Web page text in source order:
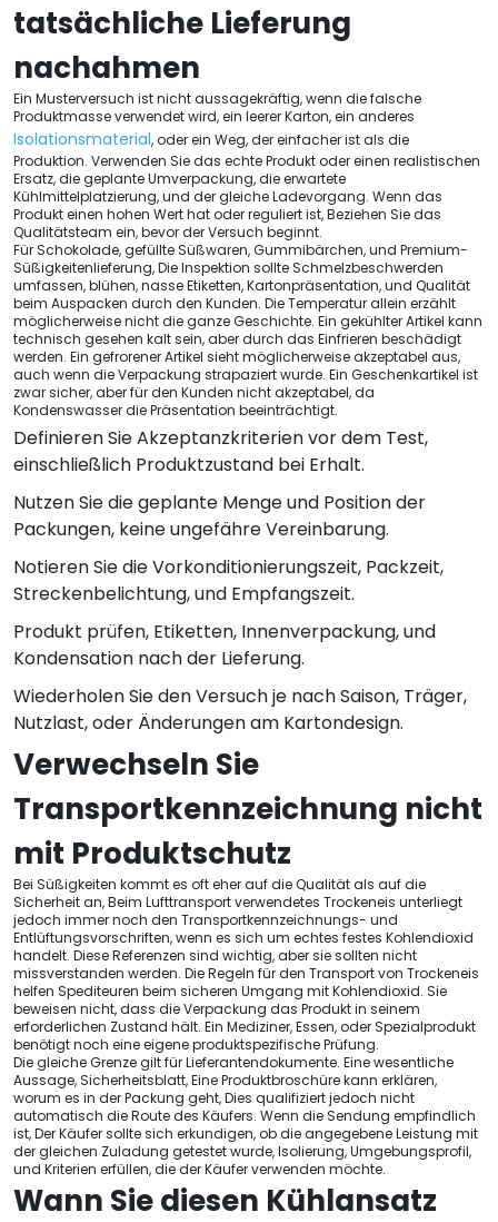
tatsächliche Lieferung
nachahmen
Ein Musterversuch ist nicht aussagekräftig, wenn die falsche
Produktmasse verwendet wird, ein leerer Karton, ein anderes
Isolationsmaterial, oder ein Weg, der einfacher ist als die
Produktion. Verwenden Sie das echte Produkt oder einen realistischen
Ersatz, die geplante Umverpackung, die erwartete
Kühlmittelplatzierung, und der gleiche Ladevorgang. Wenn das
Produkt einen hohen Wert hat oder reguliert ist, Beziehen Sie das
Qualitätsteam ein, bevor der Versuch beginnt.
Für Schokolade, gefüllte Süßwaren, Gummibärchen, und Premium-
Süßigkeitenlieferung, Die Inspektion sollte Schmelzbeschwerden
umfassen, blühen, nasse Etiketten, Kartonpräsentation, und Qualität
beim Auspacken durch den Kunden. Die Temperatur allein erzählt
möglicherweise nicht die ganze Geschichte. Ein gekühlter Artikel kann
technisch gesehen kalt sein, aber durch das Einfrieren beschädigt
werden. Ein gefrorener Artikel sieht möglicherweise akzeptabel aus,
auch wenn die Verpackung strapaziert wurde. Ein Geschenkartikel ist
zwar sicher, aber für den Kunden nicht akzeptabel, da
Kondenswasser die Präsentation beeinträchtigt.
Definieren Sie Akzeptanzkriterien vor dem Test,
einschließlich Produktzustand bei Erhalt.
Nutzen Sie die geplante Menge und Position der
Packungen, keine ungefähre Vereinbarung.
Notieren Sie die Vorkonditionierungszeit, Packzeit,
Streckenbelichtung, und Empfangszeit.
Produkt prüfen, Etiketten, Innenverpackung, und
Kondensation nach der Lieferung.
Wiederholen Sie den Versuch je nach Saison, Träger,
Nutzlast, oder Änderungen am Kartondesign.
Verwechseln Sie
Transportkennzeichnung nicht
mit Produktschutz
Bei Süßigkeiten kommt es oft eher auf die Qualität als auf die
Sicherheit an, Beim Lufttransport verwendetes Trockeneis unterliegt
jedoch immer noch den Transportkennzeichnungs- und
Entlüftungsvorschriften, wenn es sich um echtes festes Kohlendioxid
handelt. Diese Referenzen sind wichtig, aber sie sollten nicht
missverstanden werden. Die Regeln für den Transport von Trockeneis
helfen Spediteuren beim sicheren Umgang mit Kohlendioxid. Sie
beweisen nicht, dass die Verpackung das Produkt in seinem
erforderlichen Zustand hält. Ein Mediziner, Essen, oder Spezialprodukt
benötigt noch eine eigene produktspezifische Prüfung.
Die gleiche Grenze gilt für Lieferantendokumente. Eine wesentliche
Aussage, Sicherheitsblatt, Eine Produktbroschüre kann erklären,
worum es in der Packung geht, Dies qualifiziert jedoch nicht
automatisch die Route des Käufers. Wenn die Sendung empfindlich
ist, Der Käufer sollte sich erkundigen, ob die angegebene Leistung mit
der gleichen Zuladung getestet wurde, Isolierung, Umgebungsprofil,
und Kriterien erfüllen, die der Käufer verwenden möchte.
Wann Sie diesen Kühlansatz